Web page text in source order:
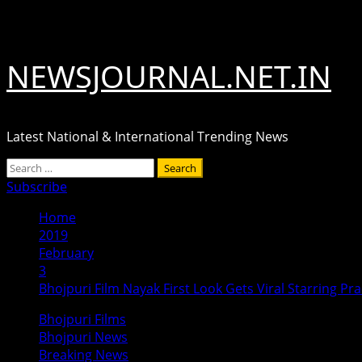
NEWSJOURNAL.NET.IN
Latest National & International Trending News
Primary
Menu
Search
for:
Subscribe
Home
2019
February
3
Bhojpuri Film Nayak First Look Gets Viral Starring
Bhojpuri Films
Bhojpuri News
Breaking News